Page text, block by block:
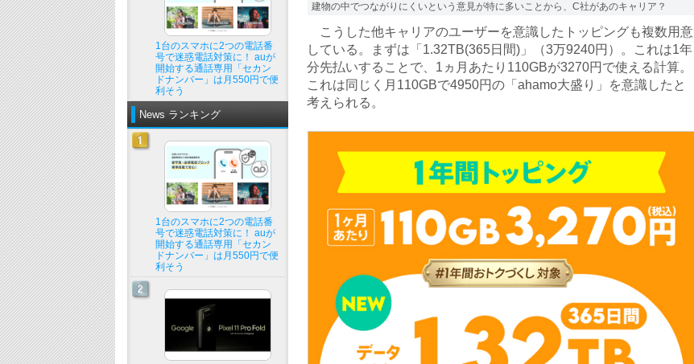
建物の中でつながりにくいという意見が特に多いことから、C社があのキャリア？
こうした他キャリアのユーザーを意識したトッピングも複数用意
している。まずは「1.32TB(365日間)」（3万9240円）。これは1年
分先払いすることで、1ヵ月あたり110GBが3270円で使える計算。
これは同じく月110GBで4950円の「ahamo大盛り」を意識したと
考えられる。
1台のスマホに2つの電話番
号で迷惑電話対策に！ auが
開始する通話専用「セカン
ドナンバー」は月550円で便
利そう
News ランキング
1台のスマホに2つの電話番
号で迷惑電話対策に！ auが
開始する通話専用「セカン
ドナンバー」は月550円で便
利そう